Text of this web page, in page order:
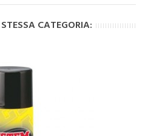
CATEGORIA: